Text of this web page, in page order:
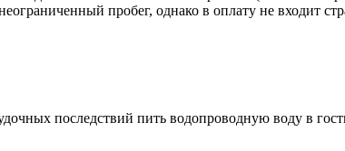
пробег, однако в оплату не входит
последствий пить водопроводную воду в